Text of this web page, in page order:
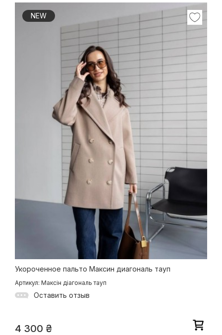
NEW
Укороченное пальто Максин диагональ тауп
Артикул: Максін діагональ тауп
Оставить отзыв
4 300 ₴